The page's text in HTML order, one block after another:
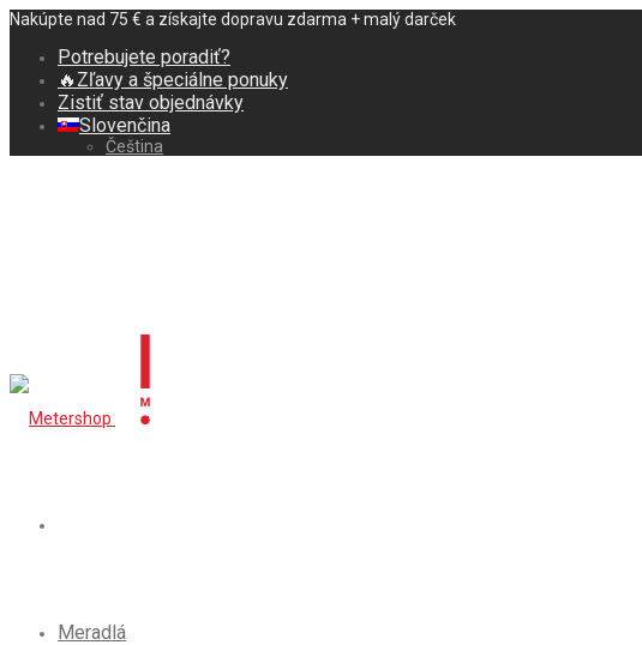
Nakúpte nad 75 € a získajte dopravu zdarma + malý darček
Potrebujete poradiť?
🔥Zľavy a špeciálne ponuky
Zistiť stav objednávky
Slovenčina
Čeština
Meradlá